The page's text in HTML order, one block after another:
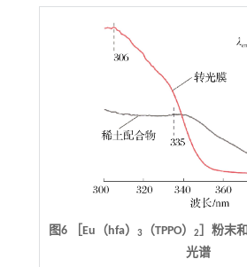
图6 ［Eu（hfa） 3（TPPO） 2
］粉末
光谱